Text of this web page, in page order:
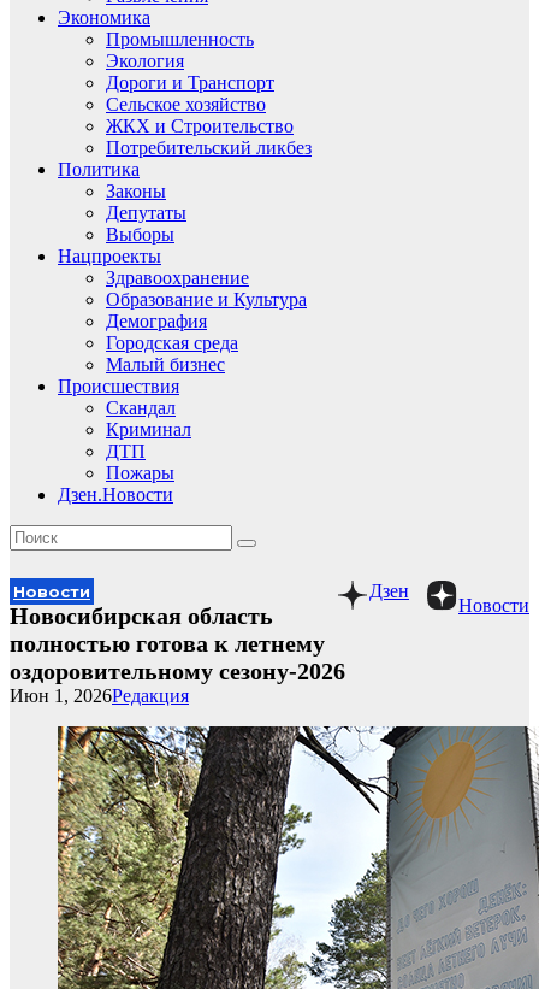
Экономика
Промышленность
Экология
Дороги и Транспорт
Сельское хозяйство
ЖКХ и Строительство
Потребительский ликбез
Политика
Законы
Депутаты
Выборы
Нацпроекты
Здравоохранение
Образование и Культура
Демография
Городская среда
Малый бизнес
Происшествия
Скандал
Криминал
ДТП
Пожары
Дзен.Новости
Новости
Дзен
Новости
Новосибирская область
полностью готова к летнему
оздоровительному сезону-2026
Редакция
Июн 1, 2026